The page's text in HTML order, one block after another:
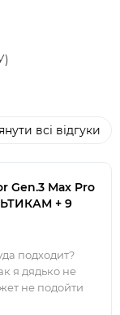
всі відгуки
Gen.3 Мах Pro
+ 9
подходит?
я дядько не
не подойти